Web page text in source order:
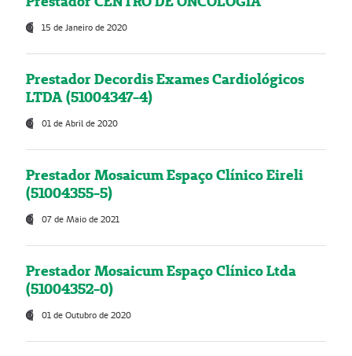
15 de Janeiro de 2020
Prestador Decordis Exames Cardiológicos
LTDA (51004347-4)
01 de Abril de 2020
Prestador Mosaicum Espaço Clínico Eireli
(51004355-5)
07 de Maio de 2021
Prestador Mosaicum Espaço Clínico Ltda
(51004352-0)
01 de Outubro de 2020